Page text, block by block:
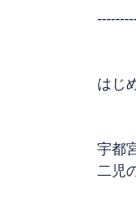
はじ
宇都
二児